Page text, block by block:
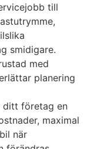
till
smidigare.
med
planering
företag en
maximal
när